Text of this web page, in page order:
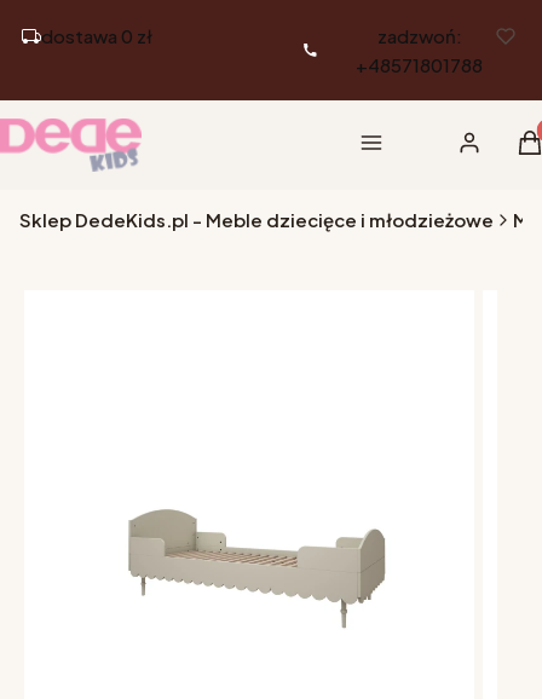
dostawa 0 zł
zadzwoń:
+48571801788
Menu Zaloguj się
Sklep DedeKids.pl - Meble dziecięce i młodzieżowe